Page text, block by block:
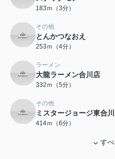
183ｍ（3分）
その他
とんかつなおえ
253ｍ（4分）
ラーメン
大龍ラーメン合川店
332ｍ（5分）
その他
ミスタージョージ東合
414ｍ（6分）
す